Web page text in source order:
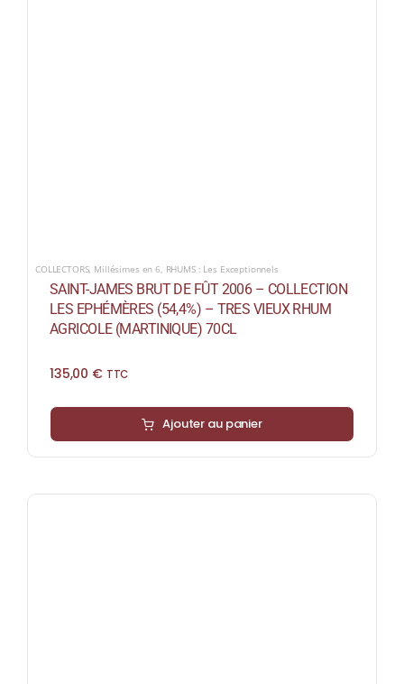
COLLECTORS, Millésimes en 6, RHUMS : Les Exceptionnels
SAINT-JAMES BRUT DE FÛT 2006 – COLLECTION
LES EPHÉMÈRES (54,4%) – TRES VIEUX RHUM
AGRICOLE (MARTINIQUE) 70CL
135,00 € TTC
Ajouter au panier